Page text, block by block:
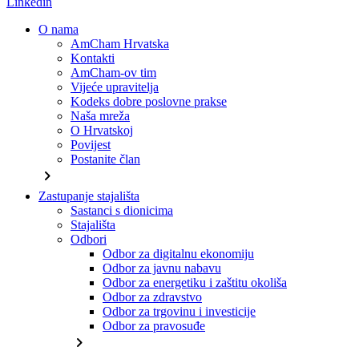
O nama
AmCham Hrvatska
Kontakti
AmCham-ov tim
Vijeće upravitelja
Kodeks dobre poslovne prakse
Naša mreža
O Hrvatskoj
Povijest
Postanite član
chevron_right
Zastupanje stajališta
Sastanci s dionicima
Stajališta
Odbori
Odbor za digitalnu ekonomiju
Odbor za javnu nabavu
Odbor za energetiku i zaštitu okoliša
Odbor za zdravstvo
Odbor za trgovinu i investicije
Odbor za pravosuđe
chevron_right